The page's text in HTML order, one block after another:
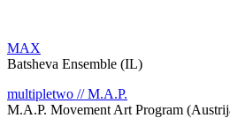
MAX
Batsheva Ensemble (IL)
multipletwo // M.A.P.
M.A.P. Movement Art Program